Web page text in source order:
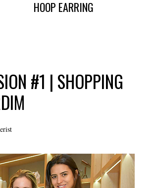
HOOP EARRING
#1 | SHOPPING